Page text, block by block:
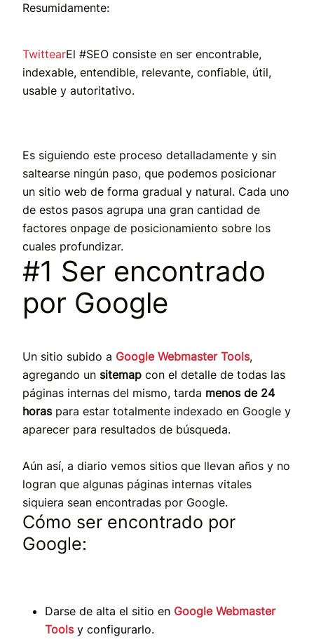
Resumidamente:
TwittearEl #SEO consiste en ser encontrable,
indexable, entendible, relevante, confiable, útil,
usable y autoritativo.
Es siguiendo este proceso detalladamente y sin
saltearse ningún paso, que podemos posicionar
un sitio web de forma gradual y natural. Cada uno
de estos pasos agrupa una gran cantidad de
factores onpage de posicionamiento sobre los
cuales profundizar.
#1 Ser encontrado
por Google
Un sitio subido a Google Webmaster Tools,
agregando un sitemap con el detalle de todas las
páginas internas del mismo, tarda menos de 24
horaspara estar totalmente indexado en Google y
aparecer para resultados de búsqueda.
Aún así, a diario vemos sitios que llevan años y no
logran que algunas páginas internas vitales
siquiera sean encontradas por Google.
Cómo ser encontrado por
Google:
Darse de alta el sitio en Google Webmaster
Toolsy configurarlo.